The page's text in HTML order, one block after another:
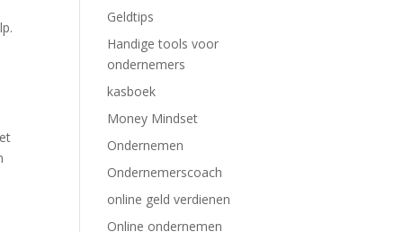
Geldtips
Handige tools voor
ondernemers
kasboek
Money Mindset
Ondernemen
Ondernemerscoach
online geld verdienen
Online ondernemen